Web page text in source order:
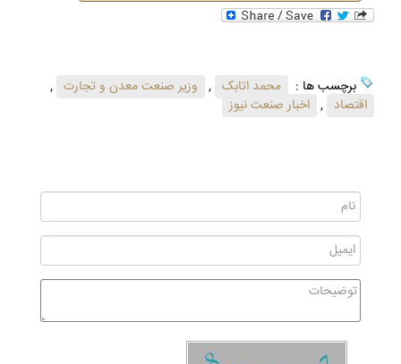
برچسب ها : محمد اتابک , وزیر صنعت معدن و تجارت ,
اقتصاد , اخبار صنعت نیوز